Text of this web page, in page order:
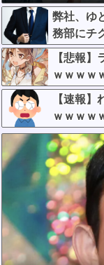
弊社、ゆ
務部にチ
【悲報
ｗｗｗｗ
【速報
ｗｗｗｗ